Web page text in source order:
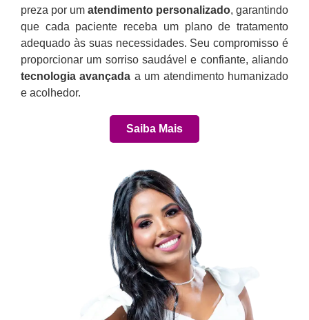
preza por um atendimento personalizado, garantindo
que cada paciente receba um plano de tratamento
adequado às suas necessidades. Seu compromisso é
proporcionar um sorriso saudável e confiante, aliando
tecnologia avançada a um atendimento humanizado
e acolhedor.
Saiba Mais